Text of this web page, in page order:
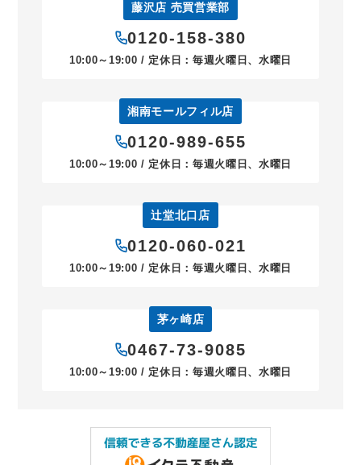
藤沢店 売買営業部
0120-158-380
10:00～19:00 / 定休日：毎週火曜日、水曜日
湘南モールフィル店
0120-989-655
10:00～19:00 / 定休日：毎週火曜日、水曜日
辻堂北口店
0120-060-021
10:00～19:00 / 定休日：毎週火曜日、水曜日
茅ヶ崎店
0467-73-9085
10:00～19:00 / 定休日：毎週火曜日、水曜日